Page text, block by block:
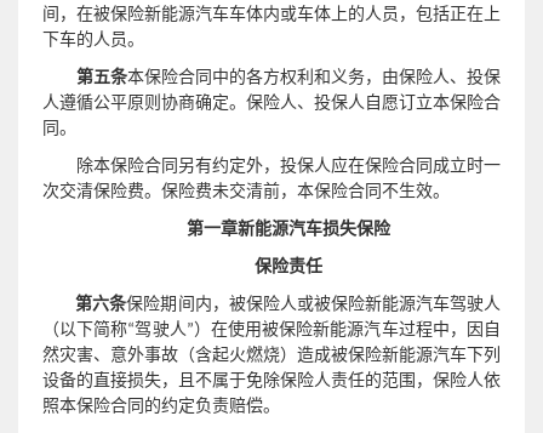
间，在被保险新能源汽车车体内或车体上的人员，包括正在上
下车的人员。
第五条本保险合同中的各方权利和义务，由保险人、投保
人遵循公平原则协商确定。保险人、投保人自愿订立本保险合
同。
除本保险合同另有约定外，投保人应在保险合同成立时一
次交清保险费。保险费未交清前，本保险合同不生效。
第一章新能源汽车损失保险
保险责任
第六条保险期间内，被保险人或被保险新能源汽车驾驶人
（以下简称“驾驶人”） 在使用被保险新能源汽车过程中，因自
然灾害、意外事故（含起火燃烧）造成被保险新能源汽车下列
设备的直接损失，
且不属于免除保险人责任的范围 ，保险人依
照本保险合同的约定负责赔偿。